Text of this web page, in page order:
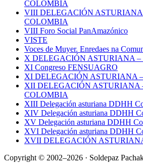
COLOMBIA
VIII DELEGACIÓN
COLOMBIA
VIII Foro Social PanAmazónico
VISTE
Voces de Muyer. Enredaes na
X DELEGACIÓN ASTURIANA
XI Congreso FENSUAGRO
XI DELEGACIÓN ASTURIANA
XII DELEGACIÓN ASTURIANA
COLOMBIA
XIII Delegación asturiana DDHH
XIV Delegación asturiana DDHH
XV Delegación asturiana DDHH
XVI Delegación asturiana DDHH
XVII DELEGACIÓN
Copyright © 2002–2026 · Soldepaz